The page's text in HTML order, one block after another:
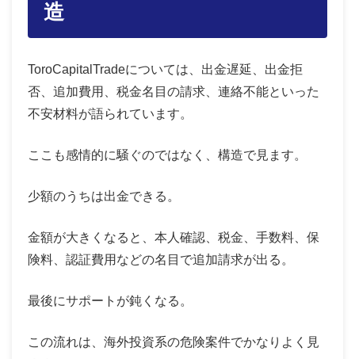
造
ToroCapitalTradeについては、出金遅延、出金拒
否、追加費用、税金名目の請求、連絡不能といった
不安材料が語られています。
ここも感情的に騒ぐのではなく、構造で見ます。
少額のうちは出金できる。
金額が大きくなると、本人確認、税金、手数料、保
険料、認証費用などの名目で追加請求が出る。
最後にサポートが鈍くなる。
この流れは、海外投資系の危険案件でかなりよく見